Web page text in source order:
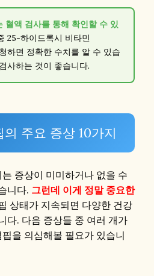
혈액 검사를 통해 확인할 수 있
25-하이드록시 비타민
하면 정확한 수치를 알 수 있습
사하는 것이 좋습니다.
주요 증상 10가지
증상이 미미하거나 없을 수
니다. 그런데 이게 정말 중요한
상태가 지속되면 다양한 건강
다. 다음 증상들 중 여러 개가
을 의심해볼 필요가 있습니